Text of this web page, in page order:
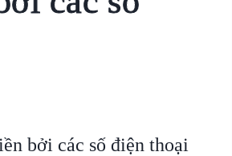
bởi các số điện thoại